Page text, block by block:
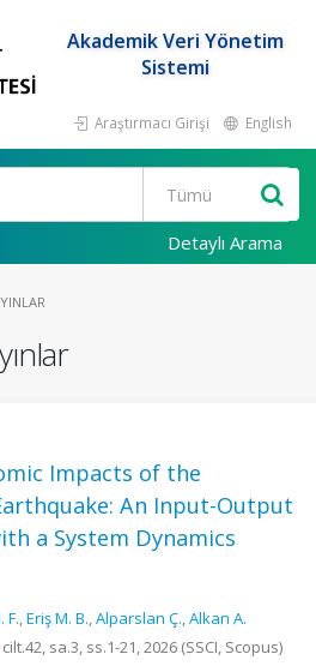
Akademik Veri Yönetim
Sistemi
Araştırmacı Girişi English
Detaylı Arama
Impacts of the
An Input-Output
a System Dynamics
F.,Eriş M. B.,Alparslan Ç.,Alkan A.
cilt.42, sa.3, ss.1-21, 2026 (SSCI, Scopus)